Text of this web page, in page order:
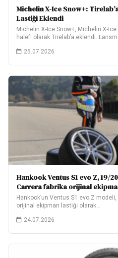
Michelin X-Ice Snow+:
Lastiği Eklendi
Michelin X-Ice Snow+, Michelin X-Ice
halefi olarak Tirelab’a eklendi.
25.07.2026
Hankook Ventus S1 evo Z, 19/
Carrera fabrika orijinal
Hankook’un Ventus S1 evo Z
orijinal ekipman lastiği olarak…
24.07.2026